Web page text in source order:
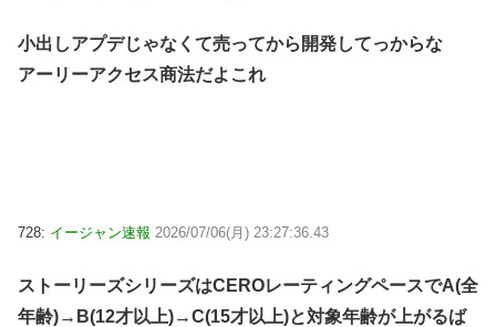
小出しアプデじゃなくて売ってから開発してっからな
アーリーアクセス商法だよこれ
728: イージャン速報 2026/07/06(月) 23:27:36.43
ストーリーズシリーズはCEROレーティングペースでA(全
年齢)→B(12才以上)→C(15才以上)と対象年齢が上がるば